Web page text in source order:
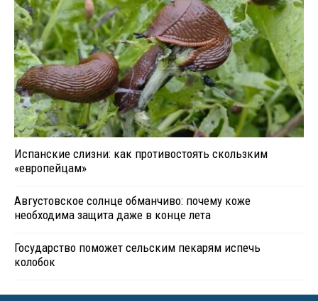
Испанские слизни: как противостоять скользким
«европейцам»
Августовское солнце обманчиво: почему коже
необходима защита даже в конце лета
Государство поможет сельским пекарям испечь
колобок